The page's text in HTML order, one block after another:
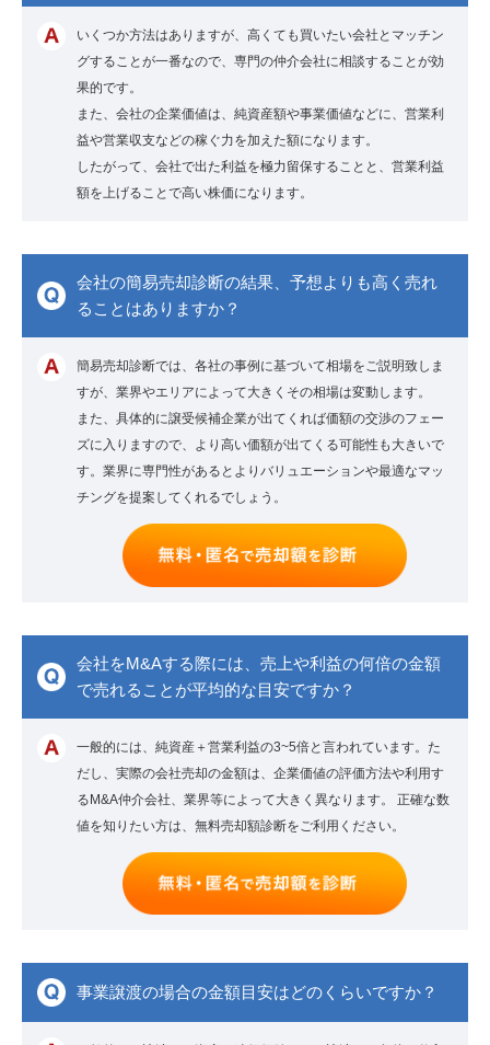
いくつか方法はありますが、高くても買いたい会社とマッチン
グすることが一番なので、専門の仲介会社に相談することが効
果的です。
また、会社の企業価値は、純資産額や事業価値などに、営業利
益や営業収支などの稼ぐ力を加えた額になります。
したがって、会社で出た利益を極力留保することと、営業利益
額を上げることで高い株価になります。
会社の簡易売却診断の結果、予想よりも高く売れ
ることはありますか？
簡易売却診断では、各社の事例に基づいて相場をご説明致しま
すが、業界やエリアによって大きくその相場は変動します。
また、具体的に譲受候補企業が出てくれば価額の交渉のフェー
ズに入りますので、より高い価額が出てくる可能性も大きいで
す。業界に専門性があるとよりバリュエーションや最適なマッ
チングを提案してくれるでしょう。
会社をM&Aする際には、売上や利益の何倍の金額
で売れることが平均的な目安ですか？
一般的には、純資産＋営業利益の3~5倍と言われています。た
だし、実際の会社売却の金額は、企業価値の評価方法や利用す
るM&A仲介会社、業界等によって大きく異なります。 正確な数
値を知りたい方は、無料売却額診断をご利用ください。
事業譲渡の場合の金額目安はどのくらいですか？